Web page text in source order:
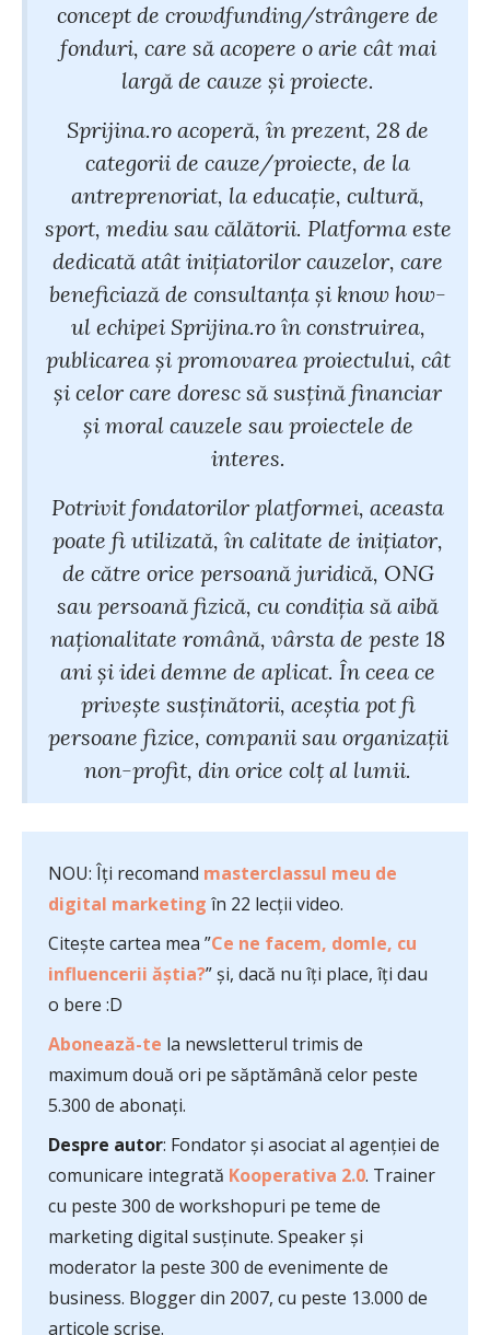
concept de crowdfunding/strângere de
fonduri, care să acopere o arie cât mai
largă de cauze şi proiecte.
Sprijina.ro acoperă, în prezent, 28 de
categorii de cauze/proiecte, de la
antreprenoriat, la educaţie, cultură,
sport, mediu sau călătorii. Platforma este
dedicată atât iniţiatorilor cauzelor, care
beneficiază de consultanţa şi know how-
ul echipei Sprijina.ro în construirea,
publicarea şi promovarea proiectului, cât
şi celor care doresc să susţină financiar
şi moral cauzele sau proiectele de
interes.
Potrivit fondatorilor platformei, aceasta
poate fi utilizată, în calitate de iniţiator,
de către orice persoană juridică, ONG
sau persoană fizică, cu condiţia să aibă
naţionalitate română, vârsta de peste 18
ani şi idei demne de aplicat. În ceea ce
priveşte susţinătorii, aceştia pot fi
persoane fizice, companii sau organizaţii
non-profit, din orice colţ al lumii.
NOU: Îți recomand masterclassul meu de
digital marketing în 22 lecții video.
Citește cartea mea ”Ce ne facem, domle, cu
influencerii ăștia?” și, dacă nu îți place, îți dau
o bere :D
Abonează-te la newsletterul trimis de
maximum două ori pe săptămână celor peste
5.300 de abonați.
Despre autor: Fondator și asociat al agenției de
comunicare integrată Kooperativa 2.0. Trainer
cu peste 300 de workshopuri pe teme de
marketing digital susținute. Speaker și
moderator la peste 300 de evenimente de
business. Blogger din 2007, cu peste 13.000 de
articole scrise.